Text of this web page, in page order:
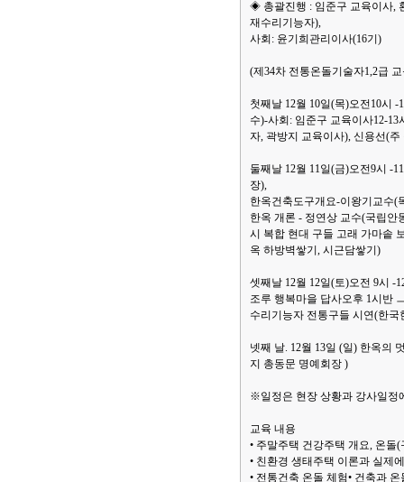
◈ 총괄진행 : 임준구 교육이사,
재수리기능자),
사회: 윤기희관리이사(16기)
(제34차 전통온돌기술자1,2급
첫째날 12월 10일(목)오전10시
수)-사회: 임준구 교육이사12-
자, 곽방지 교육이사), 신용선(
둘째날 12월 11일(금)오전9시 -
장),
한옥건축도구개요-이왕기교수(
한옥 개론 - 정연상 교수(국립안
시 복합 현대 구들 고래 가마솥
옥 하방벽쌓기, 시근담쌓기)
셋째날 12월 12일(토)오전 9시 -
조루 행복마을 답사오후 1시반
수리기능자 전통구들 시연(한국
넷째 날. 12월 13일 (일) 한옥의
지 총동문 명예회장 )
※일정은 현장 상황과 강사일정
교육 내용
• 주말주택 건강주택 개요, 온돌
• 친환경 생태주택 이론과 실제
• 전통건축 온돌 체험• 건축과